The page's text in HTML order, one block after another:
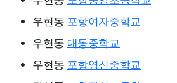
우현동 포항여자중학교
우현동 대동중학교
우현동 포항영신중학교